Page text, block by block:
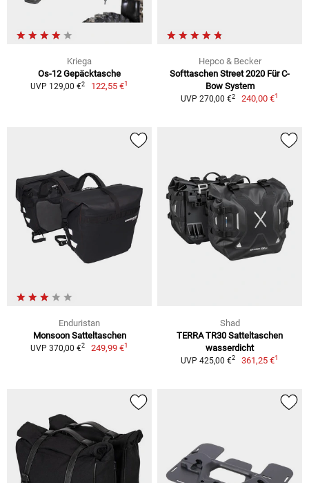
Kriega
Os-12 Gepäcktasche
UVP 129,00 €2 122,55 €1
Hepco & Becker
Softtaschen Street 2020 Für C-
Bow System
UVP 270,00 €2 240,00 €1
Enduristan
Monsoon Satteltaschen
UVP 370,00 €2 249,99 €1
Shad
TERRA TR30 Satteltaschen
wasserdicht
UVP 425,00 €2 361,25 €1